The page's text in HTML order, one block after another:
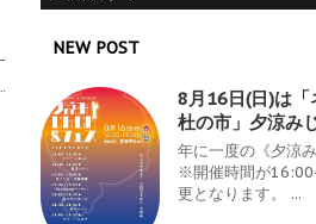
NEW POST
8月16日(日)は「
杜の市」夕涼み
年に一度の《夕涼
※開催時間が
更となります。 ...